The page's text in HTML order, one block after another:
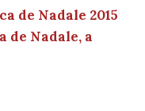
de Nadale 2015
de Nadale, a